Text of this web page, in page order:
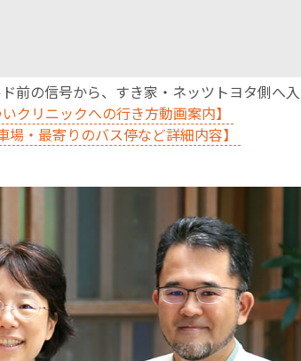
前の信号から、すき家・ネッツトヨタ側へ入
いクリニックへの行き方動画案内】
場・最寄りのバス停など詳細内容】